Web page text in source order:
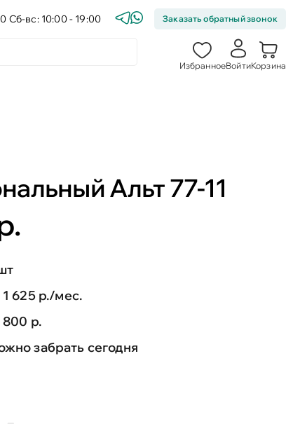
Сб-вс: 10:00 - 19:00 Заказать обратный звонок
ИзбранноеВойтиКорзина
Альт 77-11
1 625 р./мес.
800 р.
забрать сегодня